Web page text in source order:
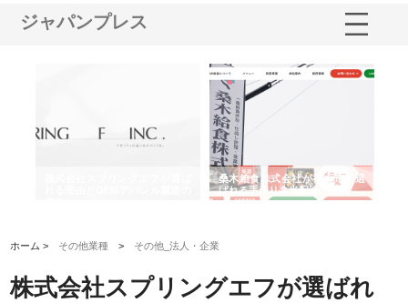
ジャパンプレス
桑木給食株式会社が福山市で選
ばれる手作り弁当配達の理由
ホーム > その他業種 > その他_法人・企業
株式会社スプリングエフが選ばれ